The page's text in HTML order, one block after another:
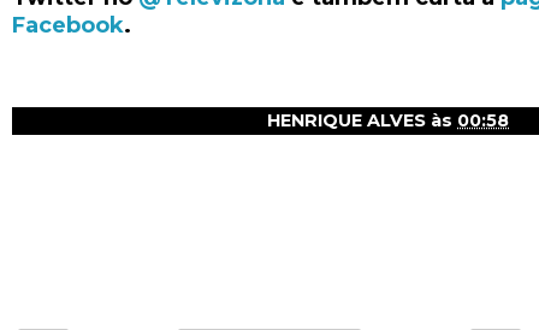
Facebook.
HENRIQUE ALVES às 00:58